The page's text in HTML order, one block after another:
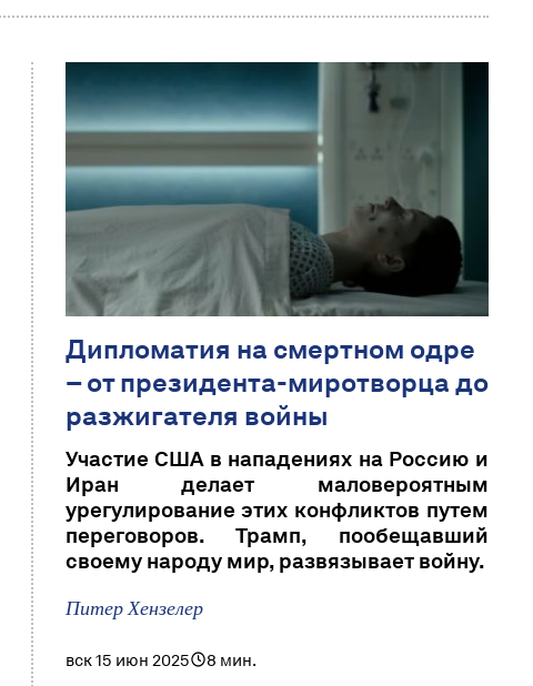
Дипломатия на смертном одре
– от президента-миротворца до
разжигателя войны
Участие США в нападениях на Россию и
Иран делает маловероятным
урегулирование этих конфликтов путем
переговоров. Трамп, пообещавший
своему народу мир, развязывает войну.
Питер Хензелер
вск 15 июн 2025 8 мин.